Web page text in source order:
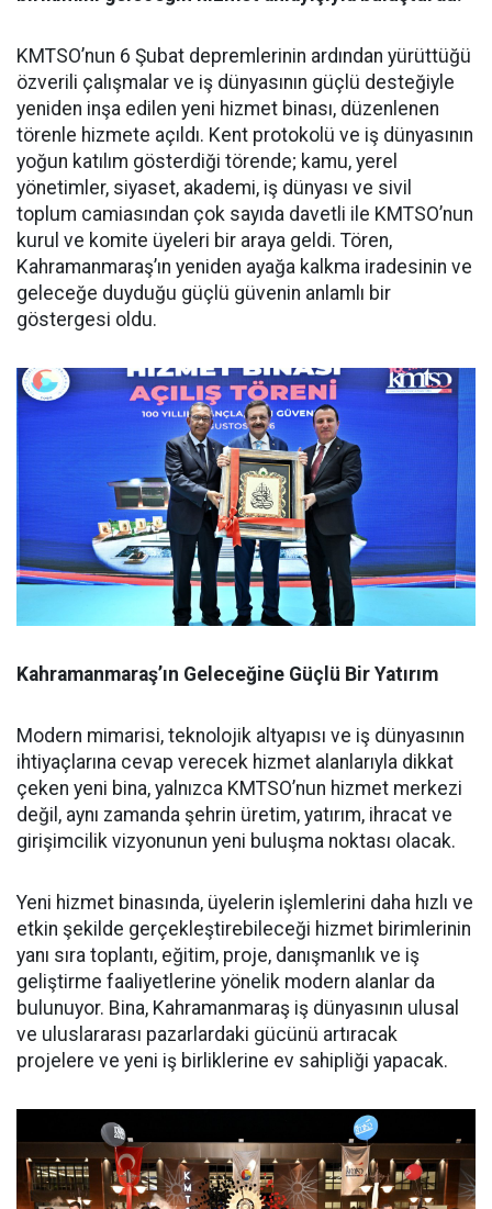
KMTSO’nun 6 Şubat depremlerinin ardından yürüttüğü
özverili çalışmalar ve iş dünyasının güçlü desteğiyle
yeniden inşa edilen yeni hizmet binası, düzenlenen
törenle hizmete açıldı. Kent protokolü ve iş dünyasının
yoğun katılım gösterdiği törende; kamu, yerel
yönetimler, siyaset, akademi, iş dünyası ve sivil
toplum camiasından çok sayıda davetli ile KMTSO’nun
kurul ve komite üyeleri bir araya geldi. Tören,
Kahramanmaraş’ın yeniden ayağa kalkma iradesinin ve
geleceğe duyduğu güçlü güvenin anlamlı bir
göstergesi oldu.
Kahramanmaraş’ın Geleceğine Güçlü Bir Yatırım
Modern mimarisi, teknolojik altyapısı ve iş dünyasının
ihtiyaçlarına cevap verecek hizmet alanlarıyla dikkat
çeken yeni bina, yalnızca KMTSO’nun hizmet merkezi
değil, aynı zamanda şehrin üretim, yatırım, ihracat ve
girişimcilik vizyonunun yeni buluşma noktası olacak.
Yeni hizmet binasında, üyelerin işlemlerini daha hızlı ve
etkin şekilde gerçekleştirebileceği hizmet birimlerinin
yanı sıra toplantı, eğitim, proje, danışmanlık ve iş
geliştirme faaliyetlerine yönelik modern alanlar da
bulunuyor. Bina, Kahramanmaraş iş dünyasının ulusal
ve uluslararası pazarlardaki gücünü artıracak
projelere ve yeni iş birliklerine ev sahipliği yapacak.